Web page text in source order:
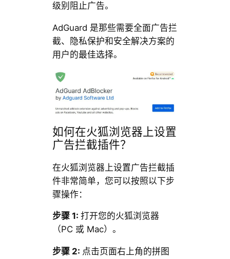
级别阻止广告。
AdGuard 是那些需要全面广告拦
截、隐私保护和安全解决方案的
用户的最佳选择。
如何在火狐浏览器上设置
广告拦截插件？
在火狐浏览器上设置广告拦截插
件非常简单，您可以按照以下步
骤操作：
步骤 1: 打开您的火狐浏览器
（PC 或 Mac）。
步骤 2: 点击页面右上角的拼图